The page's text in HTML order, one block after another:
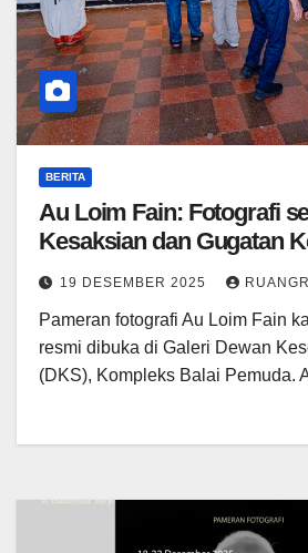
BERITA
Au Loim Fain: Fotografi
Kesaksian dan Gugatan
19 DESEMBER 2025
Pameran fotografi Au Loim Fain
resmi dibuka di Galeri Dewan
(DKS), Kompleks Balai Pemuda.